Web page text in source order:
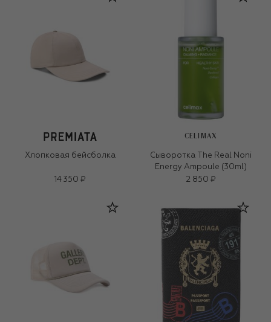
Хлопковая бейсболка
14 350 ₽
CELIMAX
Сыворотка The Real Noni
Energy Ampoule (30ml)
2 850 ₽